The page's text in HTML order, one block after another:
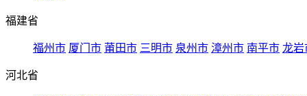
福建省
福州市 厦门市 莆田市 三明市 泉州市 漳州市 南平市 龙岩
河北省